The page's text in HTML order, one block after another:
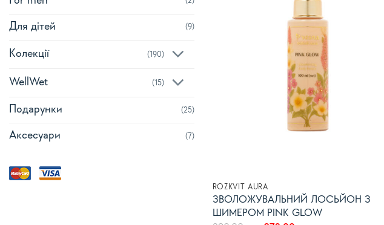
Для дітей (9)
Колекції (190)
WellWet (15)
Подарунки (25)
Аксесуари (7)
ROZKVIT AURA
ЗВОЛОЖУВАЛЬНИЙ ЛОСЬЙОН З
ШИМЕРОМ PINK GLOW